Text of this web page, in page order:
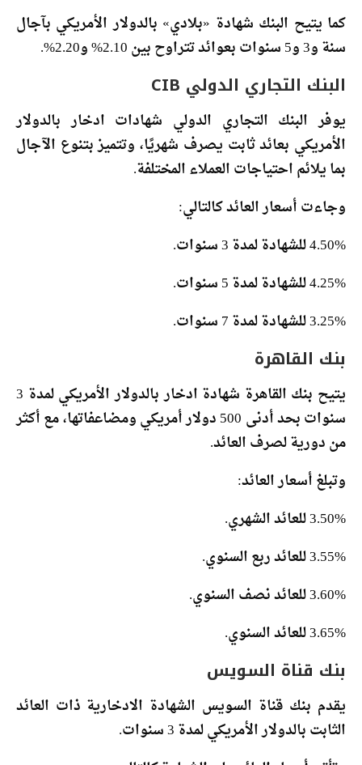
كما يتيح البنك شهادة «بلادي» بالدولار الأمريكي بآجال
سنة و3 و5 سنوات بعوائد تتراوح بين 2.10% و2.20%.
البنك التجاري الدولي CIB
يوفر البنك التجاري الدولي شهادات ادخار بالدولار
الأمريكي بعائد ثابت يصرف شهريًا، وتتميز بتنوع الآجال
بما يلائم احتياجات العملاء المختلفة.
وجاءت أسعار العائد كالتالي:
4.50% للشهادة لمدة 3 سنوات.
4.25% للشهادة لمدة 5 سنوات.
3.25% للشهادة لمدة 7 سنوات.
بنك القاهرة
يتيح بنك القاهرة شهادة ادخار بالدولار الأمريكي لمدة 3
سنوات بحد أدنى 500 دولار أمريكي ومضاعفاتها، مع أكثر
من دورية لصرف العائد.
وتبلغ أسعار العائد:
3.50% للعائد الشهري.
3.55% للعائد ربع السنوي.
3.60% للعائد نصف السنوي.
3.65% للعائد السنوي.
بنك قناة السويس
يقدم بنك قناة السويس الشهادة الادخارية ذات العائد
الثابت بالدولار الأمريكي لمدة 3 سنوات.